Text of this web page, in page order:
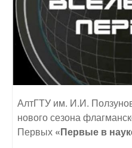
АлтГТУ им. И.И.
нового сезона
Первых «Первые в